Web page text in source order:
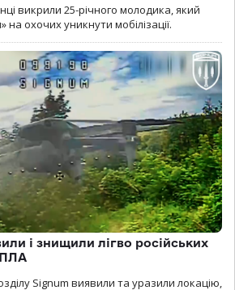
викрили 25-річного молодика, який
охочих уникнути мобілізації.
і знищили лігво російських
Signum виявили та уразили локацію,